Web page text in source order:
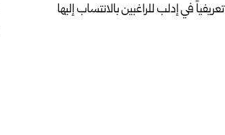
تعريفياً في إدلب للراغبين بالانتساب إليها